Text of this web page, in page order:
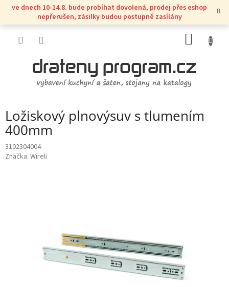
Přejít
obsah
ve dnech 10-14.8. bude probíhat dovolená, prodej přes eshop
nepřerušen, zásilky budou postupně zasílány
KOŠÍK
Ložiskový plnovýsuv s tlumením
400mm
3102304004
Značka: Wireli